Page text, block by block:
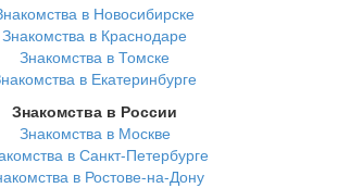
в Новосибирске
Знакомства в Краснодаре
Знакомства в Томске
в Екатеринбурге
Знакомства в России
Знакомства в Москве
в Санкт-Петербурге
в Ростове-на-Дону